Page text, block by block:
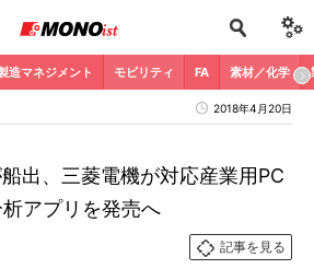
造マネジメント モビリティ FA 素材／化学
2018年4月20日
出、三菱電機が対応産業用PC
アプリを発売へ
記事を見る